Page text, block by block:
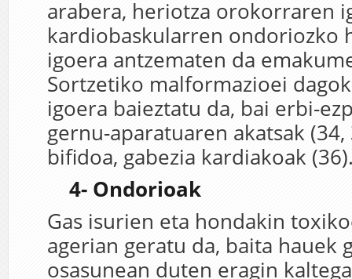
arabera, heriotza orokorraren
kardiobaskularren ondoriozko
igoera antzematen da
Sortzetiko malformazioei
igoera baieztatu da, bai erbi-
gernu-aparatuaren akatsak (34,
bifidoa, gabezia kardiakoak
4- Ondorioak
Gas isurien eta hondakin
agerian geratu da, baita hauek
osasunean duten eragin